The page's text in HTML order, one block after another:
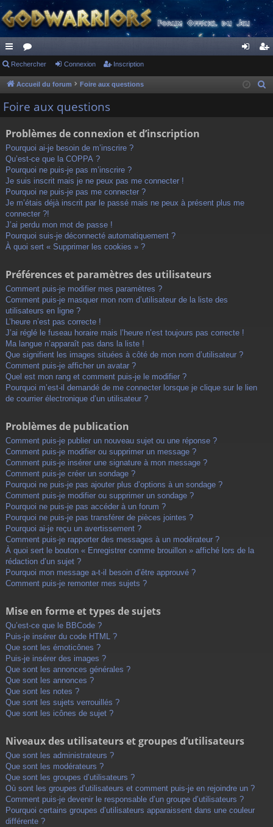
ac
co
ur
s
or
u ne cri
Rechercher Connexion Inscription
Accueil du forum Foire aux questions
Foire aux questions
Problèmes de connexion et d’inscription
Pourquoi ai-je besoin de m’inscrire ?
Qu’est-ce que la COPPA ?
Pourquoi ne puis-je pas m’inscrire ?
Je suis inscrit mais je ne peux pas me connecter !
Pourquoi ne puis-je pas me connecter ?
Je m’étais déjà inscrit par le passé mais ne peux à présent plus me
connecter ?!
J’ai perdu mon mot de passe !
Pourquoi suis-je déconnecté automatiquement ?
À quoi sert « Supprimer les cookies » ?
Préférences et paramètres des utilisateurs
Comment puis-je modifier mes paramètres ?
Comment puis-je masquer mon nom d’utilisateur de la liste des
utilisateurs en ligne ?
L’heure n’est pas correcte !
J’ai réglé le fuseau horaire mais l’heure n’est toujours pas correcte !
Ma langue n’apparaît pas dans la liste !
Que signifient les images situées à côté de mon nom d’utilisateur ?
Comment puis-je afficher un avatar ?
Quel est mon rang et comment puis-je le modifier ?
Pourquoi m’est-il demandé de me connecter lorsque je clique sur le lien
de courrier électronique d’un utilisateur ?
Problèmes de publication
Comment puis-je publier un nouveau sujet ou une réponse ?
Comment puis-je modifier ou supprimer un message ?
Comment puis-je insérer une signature à mon message ?
Comment puis-je créer un sondage ?
Pourquoi ne puis-je pas ajouter plus d’options à un sondage ?
Comment puis-je modifier ou supprimer un sondage ?
Pourquoi ne puis-je pas accéder à un forum ?
Pourquoi ne puis-je pas transférer de pièces jointes ?
Pourquoi ai-je reçu un avertissement ?
Comment puis-je rapporter des messages à un modérateur ?
À quoi sert le bouton « Enregistrer comme brouillon » affiché lors de la
rédaction d’un sujet ?
Pourquoi mon message a-t-il besoin d’être approuvé ?
Comment puis-je remonter mes sujets ?
Mise en forme et types de sujets
Qu’est-ce que le BBCode ?
Puis-je insérer du code HTML ?
Que sont les émoticônes ?
Puis-je insérer des images ?
Que sont les annonces générales ?
Que sont les annonces ?
Que sont les notes ?
Que sont les sujets verrouillés ?
Que sont les icônes de sujet ?
Niveaux des utilisateurs et groupes d’utilisateurs
Que sont les administrateurs ?
Que sont les modérateurs ?
Que sont les groupes d’utilisateurs ?
Où sont les groupes d’utilisateurs et comment puis-je en rejoindre un ?
Comment puis-je devenir le responsable d’un groupe d’utilisateurs ?
Pourquoi certains groupes d’utilisateurs apparaissent dans une couleur
différente ?